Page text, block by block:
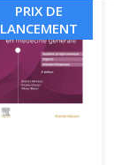
PRIX DE
LANCEMENT